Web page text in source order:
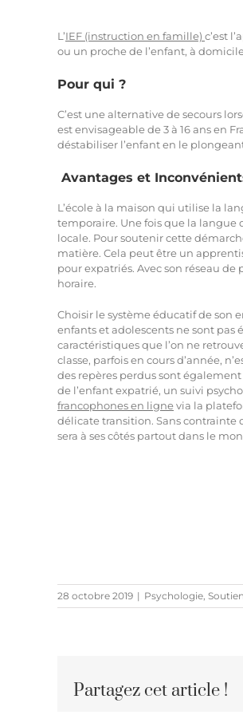
L’IEF (instruction en famille) c’est
ou un proche de l’enfant, à
Pour qui ?
C’est une alternative de secours
est envisageable de 3 à 16 ans en
déstabiliser l’enfant en le
Avantages et
L’école à la maison qui utilise la
temporaire. Une fois que la langue
locale. Pour soutenir cette
matière. Cela peut être un
pour expatriés. Avec son réseau
horaire.
Choisir le système éducatif de son
enfants et adolescents ne sont pas
caractéristiques que l’on ne
classe, parfois en cours d’année,
des repères perdus sont
de l’enfant expatrié, un suivi
francophones en lignevia la
délicate transition. Sans contrainte
sera à ses côtés partout dans le
28 octobre 2019 | Psychologie
Partagez cet article !